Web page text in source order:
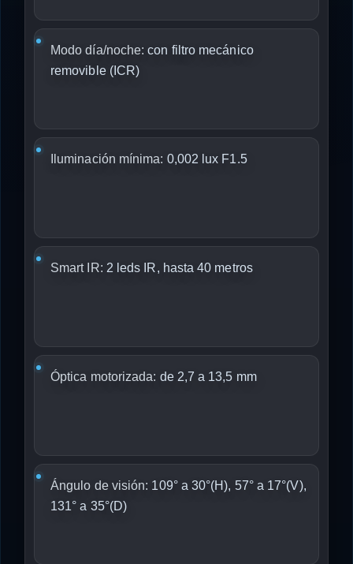
Modo día/noche: con filtro mecánico
removible (ICR)
Iluminación mínima: 0,002 lux F1.5
Smart IR: 2 leds IR, hasta 40 metros
Óptica motorizada: de 2,7 a 13,5 mm
Ángulo de visión: 109° a 30°(H), 57° a 17°(V),
131° a 35°(D)